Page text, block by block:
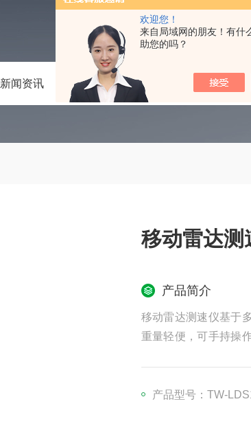
欢迎您！
来自局域网的朋友！有什
助您的吗？
新闻资讯 技术文章 在线留言
移动雷达测
产品简介
移动雷达测速仪基于
重量轻便，可手持操
通常控制在1km/h以
产品型号：TW-